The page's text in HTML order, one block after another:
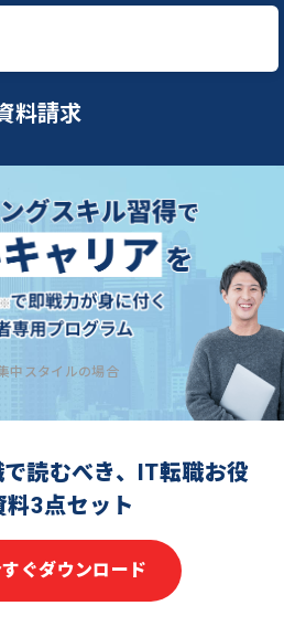
料請求
中スタイルの場合
読むべき、IT転職お役
料3点セット
ぐダウンロード